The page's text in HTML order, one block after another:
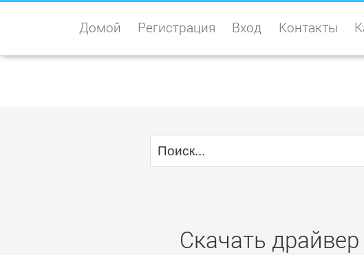
Домой Регистрация Вход Контакты
Скачать